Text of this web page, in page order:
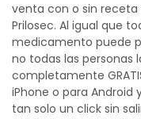
venta con o sin
Prilosec. Al igual que
medicamento puede
no todas las personas
completamente
iPhone o para
tan solo un click sin